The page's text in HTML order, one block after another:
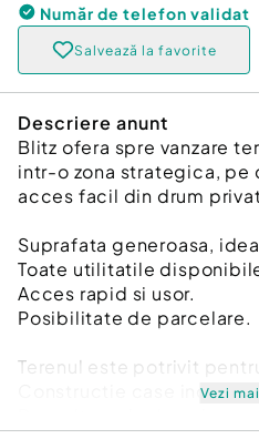
Număr de telefon validat
Salvează la favorite
Descriere anunt
Blitz ofera spre vanzare
intr-o zona strategica, pe
acces facil din drum
Suprafata generoasa,
Toate utilitatile
Acces rapid si usor.
Posibilitate de parcelare.
Terenul este potrivit
Constructie case
Vezi